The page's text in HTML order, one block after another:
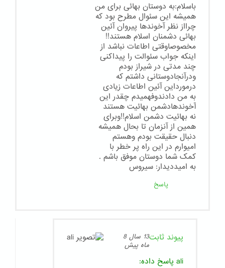
باسلام:به دوستان بهائی برای من
همیشه این سئوال مطرح بود که
چرااز نظر آخوندها پیروان آئین
بهائی دشمنان اسلام هستند!!
مخصوصاوقتی اطاعات نباشد از
اینکه جواب سئوالت را پیداکنی
چند مدتی در شیراز بودم
ودرآنجادوستانی داشتم که
درمورداین آئین اطاعات زیادی
به من دادندوفهمیدم چقدر این
آخوندهادشمن بهائیت هستند
نه بهائیت دشمن اسلام!!وبرای
همین از آنزمان تا بحال همیشه
دنبال حقیقت بودم وهستم
امیوارم در این راه پر خطر با
کمک شما دوستان موفق باشم .
به امیددیدار: سیروس
پاسخ
پیوند ثابت
13 سال 8
ماه پیش
ali پاسخ داده: